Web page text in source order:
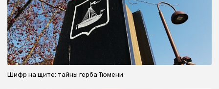
Шифр на щите: тайны герба Тюмени